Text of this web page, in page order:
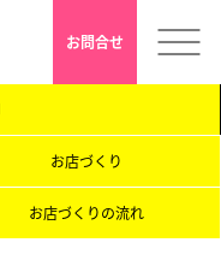
お問合せ
お店づくり
お店づくりの流れ